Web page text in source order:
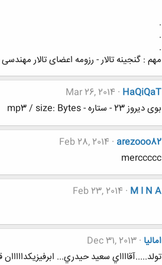
.
.
.
مهم : گنجینه تالار - رزومه اعضای تالار
HaQiQaT
Mar 26, 2014
بوی دیروز 23 - ستاره - mp3 / size: Bytes
arezooo82
Feb 28, 2014
merccccc
M I N A
Feb 23, 2014
امالیا Dec 31, 2013
تولد.....آقااااي سعيد حيدري...